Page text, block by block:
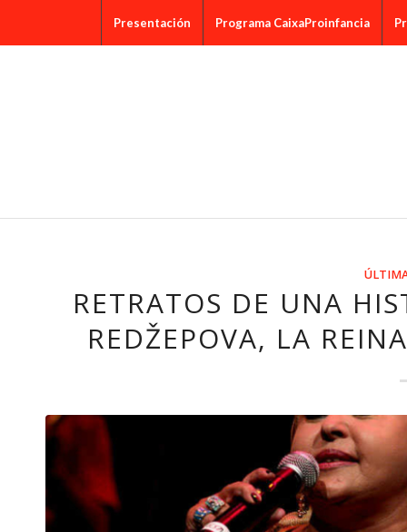
Presentación Programa CaixaProinfancia
RETRATOS DE UNA
REDŽEPOVA, LA